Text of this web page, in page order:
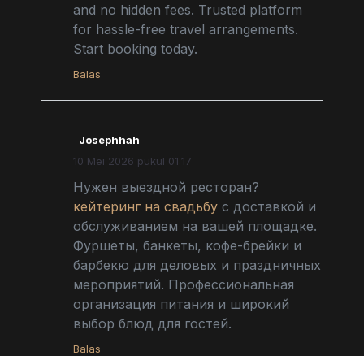
and no hidden fees. Trusted platform
for hassle-free travel arrangements.
Start booking today.
Balas
Josephhah
10 Mei 2026 pukul 01:17
Нужен выездной ресторан?
кейтеринг на свадьбу с доставкой и
обслуживанием на вашей площадке.
Фуршеты, банкеты, кофе-брейки и
барбекю для деловых и праздничных
мероприятий. Профессиональная
организация питания и широкий
выбор блюд для гостей.
Balas